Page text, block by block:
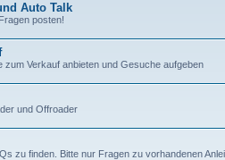
Auto Talk
posten!
zum Verkauf anbieten und Gesuche aufgeben
und Offroader
zu finden. Bitte nur Fragen zu vorhandenen